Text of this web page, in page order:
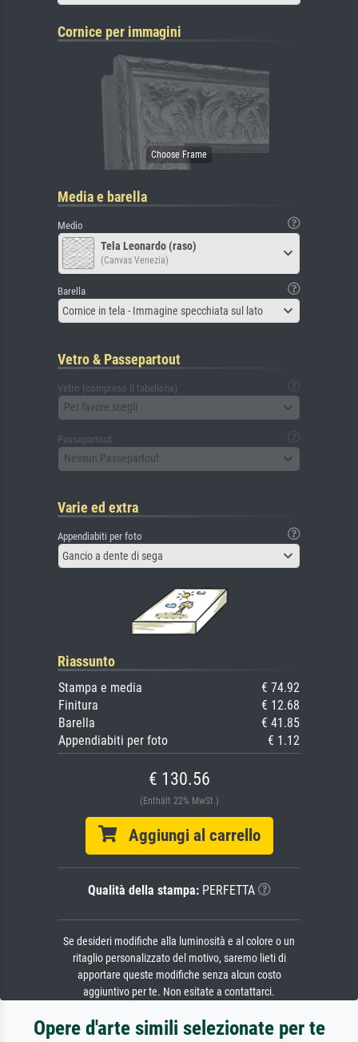
Cornice per immagini
Media e barella
Medio
Tela Leonardo (raso)
(Canvas Venezia)
Barella
Cornice in tela - Immagine specchiata sul lato
Vetro & Passepartout
Vetro (compreso il tabellone)
Per favore scegli
Passepartout
Nessun Passepartout
Varie ed extra
Appendiabiti per foto
Gancio a dente di sega
Riassunto
Stampa e media
€ 74.92
Finitura
€ 12.68
Barella
€ 41.85
Appendiabiti per foto
€ 1.12
€ 130.56
(Enthält 22% MwSt.)
Aggiungi al carrello
Qualità della stampa:PERFETTA
Se desideri modifiche alla luminosità e al colore o un
ritaglio personalizzato del motivo, saremo lieti di
apportare queste modifiche senza alcun costo
aggiuntivo per te. Non esitate a contattarci.
Opere d'arte simili selezionate per te